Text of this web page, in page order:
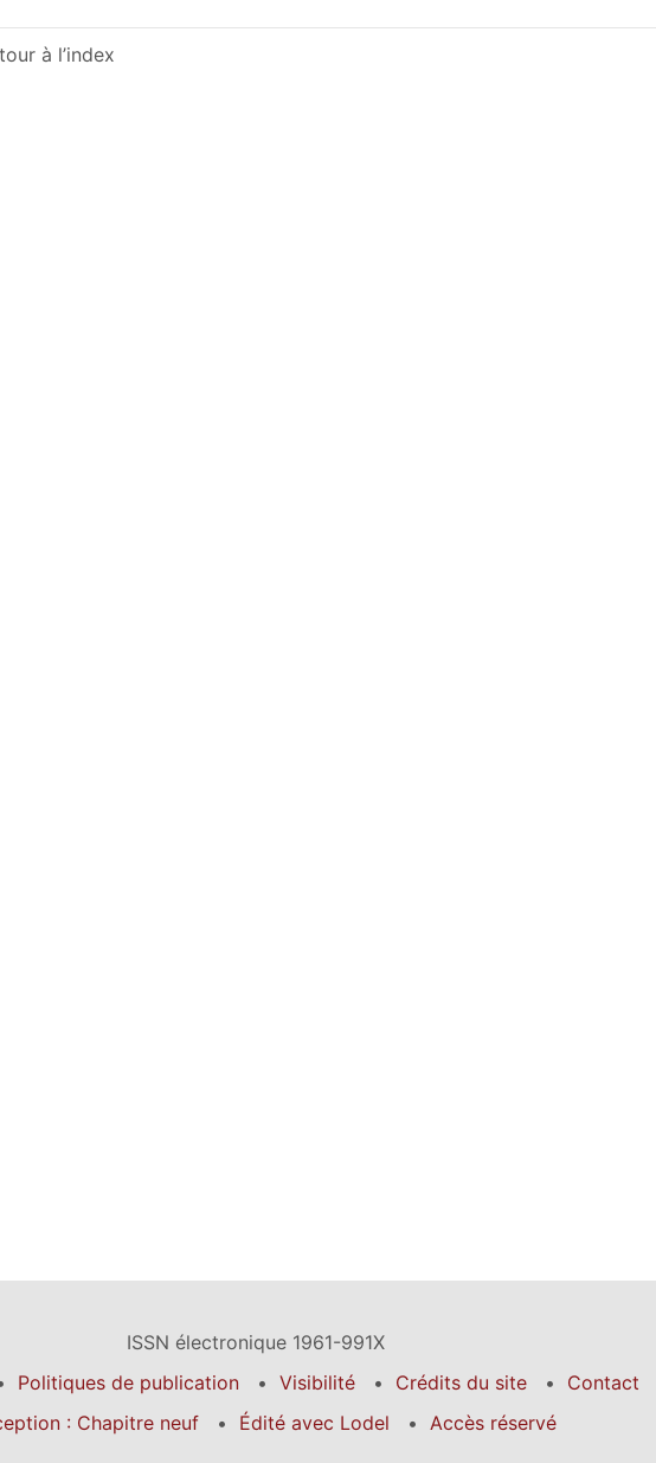
à l’index
ISSN électronique 1961-991X
Politiques de publication Visibilité Crédits du site
Contact
: Chapitre neuf
Édité avec Lodel Accès réservé